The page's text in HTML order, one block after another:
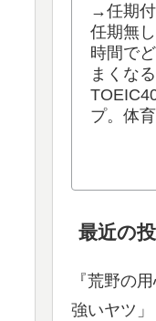
→任期
任期無
時間で
まくな
プ。体
最近の
『荒野の
強いヤツ」